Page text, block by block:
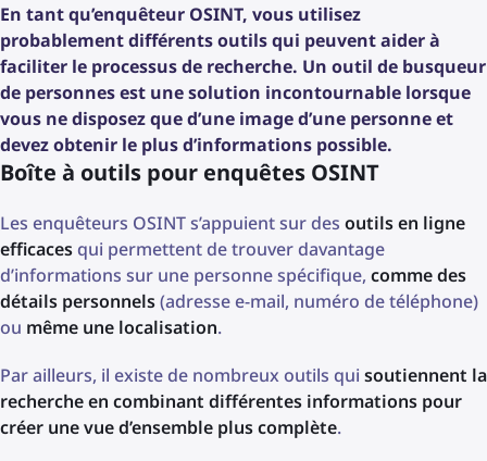
En tant qu’enquêteur OSINT, vous utilisez
probablement différents outils qui peuvent aider à
faciliter le processus de recherche. Un outil de busqueur
de personnes est une solution incontournable lorsque
vous ne disposez que d’une image d’une personne et
devez obtenir le plus d’informations possible.
Boîte à outils pour enquêtes OSINT
Les enquêteurs OSINT s’appuient sur des outils en ligne
efficacesqui permettent de trouver davantage
d’informations sur une personne spécifique, comme des
détails personnels(adresse e‑mail, numéro de téléphone)
ou même une localisation.
Par ailleurs, il existe de nombreux outils qui soutiennent la
recherche en combinant différentes informations pour
créer une vue d’ensemble plus complète.